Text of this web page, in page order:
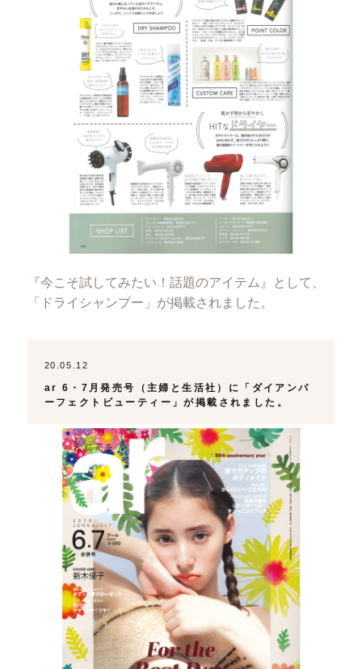
『今こそ試してみたい！話題のアイテム』として、
「ドライシャンプー」が掲載されました。
20.05.12
ar 6・7月発売号（主婦と生活社）に「ダイアンパ
ーフェクトビューティー」が掲載されました。